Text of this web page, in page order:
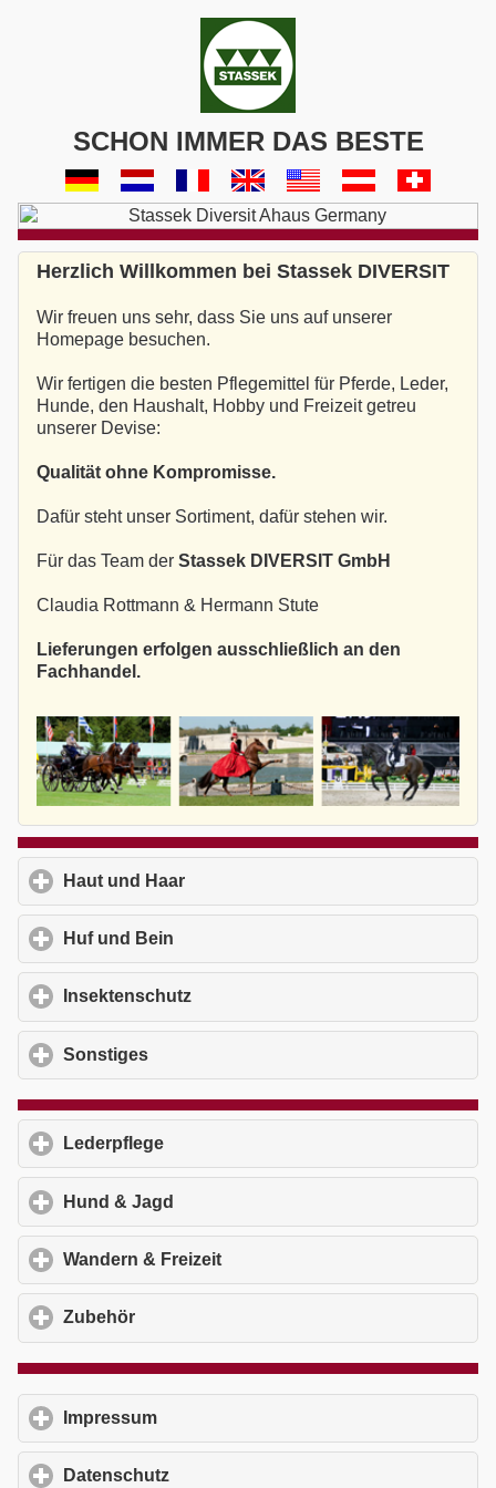
SCHON IMMER DAS BESTE
Herzlich Willkommen bei Stassek DIVERSIT
Wir freuen uns sehr, dass Sie uns auf unserer
Homepage besuchen.
Wir fertigen die besten Pflegemittel für Pferde, Leder,
Hunde, den Haushalt, Hobby und Freizeit getreu
unserer Devise:
Qualität ohne Kompromisse.
Dafür steht unser Sortiment, dafür stehen wir.
Für das Team der Stassek DIVERSIT GmbH
Claudia Rottmann & Hermann Stute
Lieferungen erfolgen ausschließlich an den
Fachhandel.
Haut und Haar
Huf und Bein
Insektenschutz
Sonstiges
Lederpflege
Hund & Jagd
Wandern & Freizeit
Zubehör
Impressum
Datenschutz